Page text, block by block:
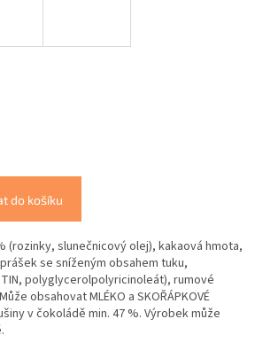
do košíku
(rozinky, slunečnicový olej), kakaová hmota,
se sníženým obsahem tuku,
polyglycerolpolyricinoleát), rumové
obsahovat MLÉKO a SKOŘÁPKOVÉ
v čokoládě min. 47 %. Výrobek může